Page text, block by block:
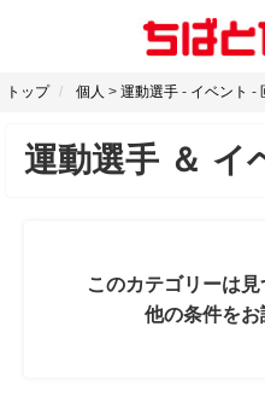
トップ 個人 > 運動選手 - イベント -
運動選手 ＆ イ
このカテゴリーは見
他の条件をお